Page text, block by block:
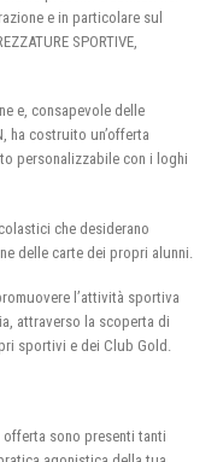
e in particolare sul
SPORTIVE,
e, consapevole delle
ha costruito un’offerta
personalizzabile con i loghi
che desiderano
delle carte dei propri alunni.
l’attività sportiva
attraverso la scoperta di
sportivi e dei Club Gold.
sono presenti tanti